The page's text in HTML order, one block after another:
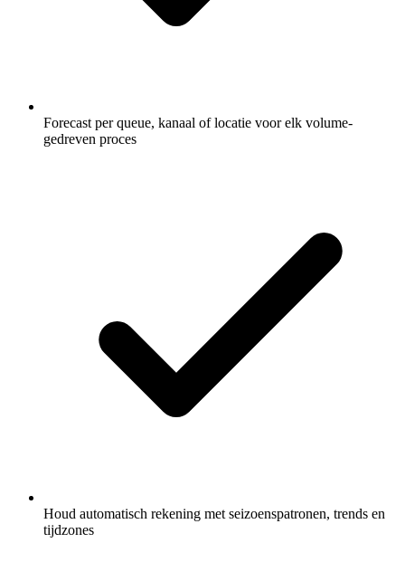
Forecast per queue, kanaal of locatie voor elk volume-
gedreven proces
Houd automatisch rekening met seizoenspatronen, trends en
tijdzones